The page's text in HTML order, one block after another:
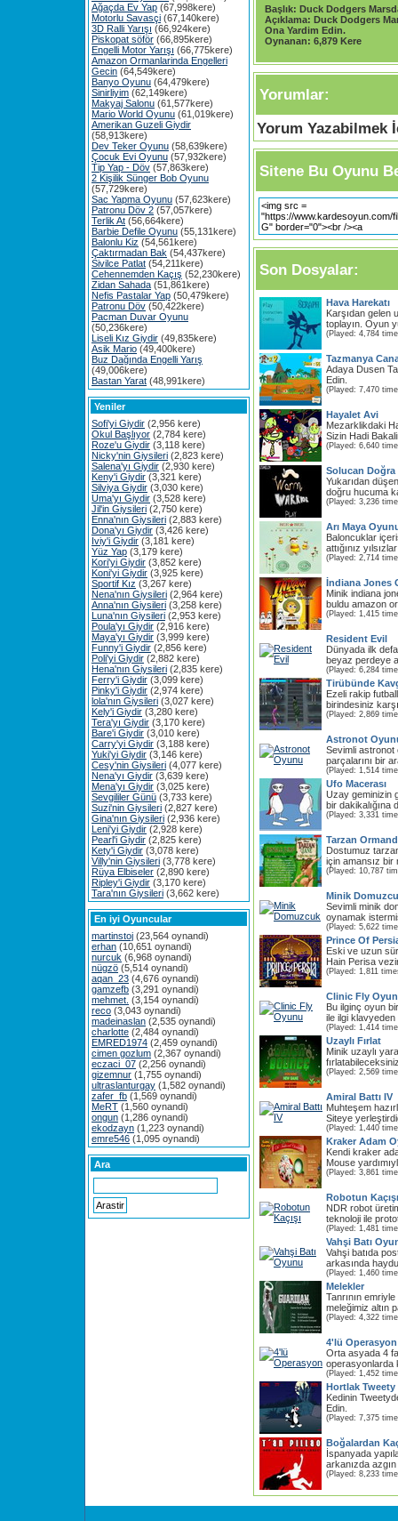
Ağaçda Ev Yap (67,998kere)
Motorlu Savasçi (67,140kere)
3D Ralli Yarışı (66,924kere)
Piskopat söför (66,895kere)
Engelli Motor Yarışı (66,775kere)
Amazon Ormanlarinda Engelleri
Gecin (64,549kere)
Banyo Oyunu (64,479kere)
Sinirliyim (62,149kere)
Makyaj Salonu (61,577kere)
Mario World Oyunu (61,019kere)
Amerikan Guzeli Giydir
(58,913kere)
Dev Teker Oyunu (58,639kere)
Çocuk Evi Oyunu (57,932kere)
Tip Yap - Döv (57,863kere)
2 Kişilik Sünger Bob Oyunu
(57,729kere)
Sac Yapma Oyunu (57,623kere)
Patronu Döv 2 (57,057kere)
Terlik At (56,664kere)
Barbie Defile Oyunu (55,131kere)
Balonlu Kiz (54,561kere)
Çaktırmadan Bak (54,437kere)
Sivilce Patlat (54,211kere)
Cehennemden Kaçış (52,230kere)
Zidan Sahada (51,861kere)
Nefis Pastalar Yap (50,479kere)
Patronu Döv (50,422kere)
Pacman Duvar Oyunu
(50,236kere)
Liseli Kız Giydir (49,835kere)
Asik Mario (49,400kere)
Buz Dağında Engelli Yarış
(49,006kere)
Bastan Yarat (48,991kere)
Yeniler
Sofi'yi Giydir (2,956 kere)
Okul Başlıyor (2,784 kere)
Roze'u Giydir (3,118 kere)
Nicky'nin Giysileri (2,823 kere)
Salena'yı Giydir (2,930 kere)
Keny'i Giydir (3,321 kere)
Silviya Giydir (3,030 kere)
Uma'yı Giydir (3,528 kere)
Jil'in Giysileri (2,750 kere)
Enna'nın Giysileri (2,883 kere)
Dona'yı Giydir (3,426 kere)
Iviy'i Giydir (3,181 kere)
Yüz Yap (3,179 kere)
Kori'yi Giydir (3,852 kere)
Koni'yi Giydir (3,925 kere)
Sportif Kız (3,267 kere)
Nena'nın Giysileri (2,964 kere)
Anna'nın Giysileri (3,258 kere)
Luna'nın Giysileri (2,953 kere)
Poula'yı Giydir (2,916 kere)
Maya'yı Giydir (3,999 kere)
Funny'i Giydir (2,856 kere)
Poli'yi Giydir (2,882 kere)
Hena'nın Giysileri (2,835 kere)
Ferry'i Giydir (3,099 kere)
Pinky'i Giydir (2,974 kere)
lola'nın Giysileri (3,027 kere)
Kely'i Giydir (3,280 kere)
Tera'yı Giydir (3,170 kere)
Bare'i Giydir (3,010 kere)
Carry'yi Giydir (3,188 kere)
Yuki'yi Giydir (3,146 kere)
Cesy'nin Giysileri (4,077 kere)
Nena'yı Giydir (3,639 kere)
Mena'yı Giydir (3,025 kere)
Sevgililer Günü (3,733 kere)
Suzi'nin Giysileri (2,827 kere)
Gina'nın Giysileri (2,936 kere)
Leni'yi Giydir (2,928 kere)
Pearl'i Giydir (2,825 kere)
Kety'i Giydir (3,078 kere)
Villy'nin Giysileri (3,778 kere)
Rüya Elbiseler (2,890 kere)
Ripley'i Giydir (3,170 kere)
Tara'nın Giysileri (3,662 kere)
En iyi Oyuncular
martinstoj (23,564 oynandi)
erhan (10,651 oynandi)
nurcuk (6,968 oynandi)
nügzö (5,514 oynandi)
aqan_23 (4,676 oynandi)
gamzefb (3,291 oynandi)
mehmet. (3,154 oynandi)
reco (3,043 oynandi)
madeinaslan (2,535 oynandi)
charlotte (2,484 oynandi)
EMRED1974 (2,459 oynandi)
cimen gozlum (2,367 oynandi)
eczaci_07 (2,256 oynandi)
gizemnur (1,755 oynandi)
ultraslanturgay (1,582 oynandi)
zafer_fb (1,569 oynandi)
MeRT (1,560 oynandi)
ongun (1,286 oynandi)
ekodzayn (1,223 oynandi)
emre546 (1,095 oynandi)
Ara
Başlık: Duck Dodgers
Açıklama: Duck Dodgers
Ona Yardim Edin.
Oynanan: 6,879 Kere
Yorumlar:
Yorum Yazabilmek
Sitene Bu Oyunu
Son Dosyalar:
Hava Harekatı
Karşıdan gelen
toplayın. Oyun
(Played: 4,784
Tazmanya
Adaya Dusen
Edin.
(Played: 7,470
Hayalet Avi
Mezarklikdaki
Sizin Hadi
(Played: 6,640
Solucan Doğra
Yukarıdan
doğru hucuma
(Played: 3,236
Arı Maya
Baloncuklar
attığınız
(Played: 2,714
İndiana Jones
Minik indiana
buldu amazon
(Played: 1,415
Resident Evil
Dünyada ilk
beyaz perdeye
(Played: 6,284
Tirübünde
Ezeli rakip
birindesiniz
(Played: 2,869
Astronot
Sevimli astronot
parçalarını bir
(Played: 1,514
Ufo Macerası
Uzay geminizin
bir dakikalığına
(Played: 3,331
Tarzan
Dostumuz
için amansız bir
(Played: 10,787
Minik
Sevimli minik
oynamak
(Played: 5,622
Prince Of
Eski ve uzun
Hain Perisa
(Played: 1,811
Clinic Fly
Bu ilginç oyun
ile ilgi
(Played: 1,414
Uzaylı Fırlat
Minik uzaylı
(Played: 2,569
Amiral Battı IV
Muhteşem
Siteye
(Played: 1,440
Kraker Adam
Kendi kraker
Mouse
(Played: 3,861
Robotun Kaçışı
NDR robot
teknoloji ile
(Played: 1,481
Vahşi Batı
Vahşi batıda
arkasında
(Played: 1,460
Melekler
Tanrının
meleğimiz altın
(Played: 4,322
4'lü Operasyon
Orta asyada 4
operasyonlarda
(Played: 1,452
Hortlak Tweety
Kedinin
Edin.
(Played: 7,375
Boğalardan
İspanyada
arkanızda
(Played: 8,233